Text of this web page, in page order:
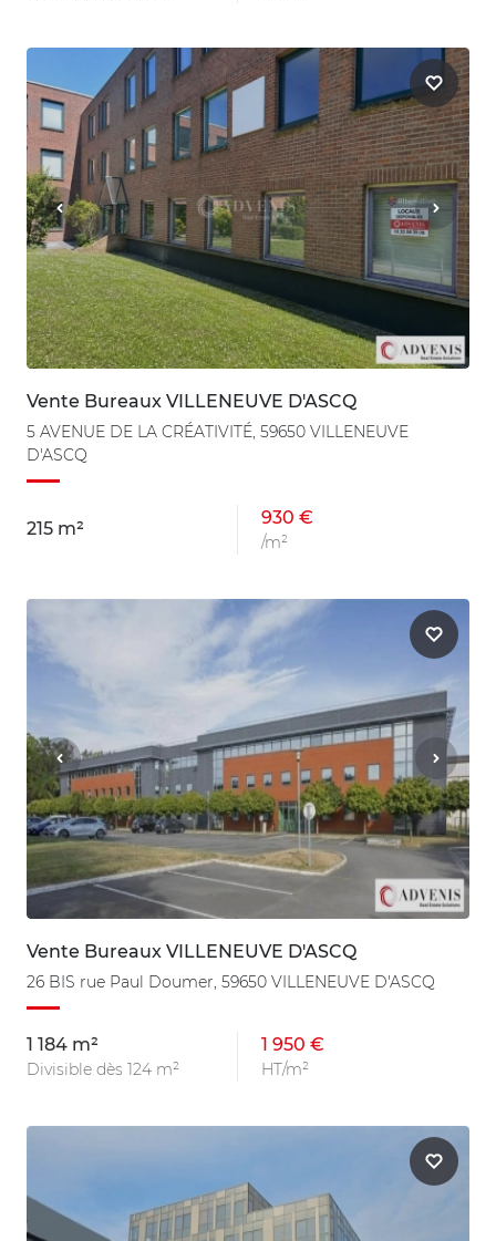
Vente Bureaux VILLENEUVE D'ASCQ
5 AVENUE DE LA CRÉATIVITÉ, 59650 VILLENEUVE
D'ASCQ
215 m²
930 €
/m²
Vente Bureaux VILLENEUVE D'ASCQ
26 BIS rue Paul Doumer, 59650 VILLENEUVE D'ASCQ
1 184 m²
Divisible dès 124 m²
1 950 €
HT/m²